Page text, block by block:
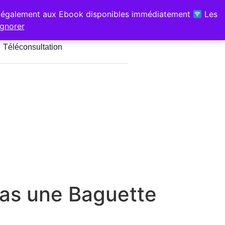
Sport & Santé" 1 bis chem de
Téléconsultation
une Baguette
aux Ebook disponibles immédiatement
Les